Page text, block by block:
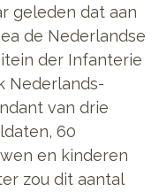
geleden dat aan
de Nederlandse
der Infanterie
Nederlands-
van drie
60
en kinderen
zou dit aantal